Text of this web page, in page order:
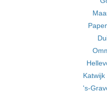
's-